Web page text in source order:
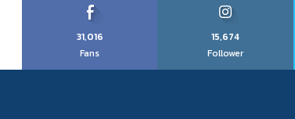
31,016
Fans
15,674
Follower